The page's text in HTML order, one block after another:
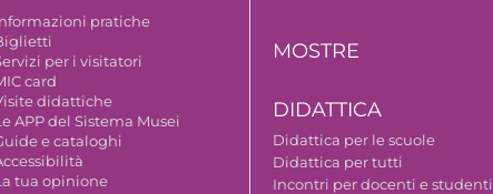
pratiche
per i visitatori
card
didattiche
APP del Sistema Musei
e cataloghi
tua opinione
MOSTRE
DIDATTICA
Didattica per le scuole
Didattica per tutti
Incontri per docenti e studenti